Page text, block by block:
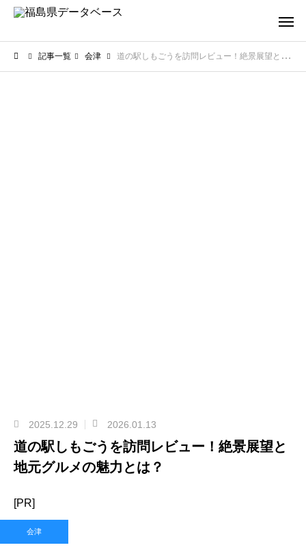
記事一覧 会津 道の駅しもごうを訪問レビュー！絶景展望と地元グルメの魅力とは？
2025.12.29 2026.01.13
道の駅しもごうを訪問レビュー！絶景展望と
地元グルメの魅力とは？
[PR]
会津